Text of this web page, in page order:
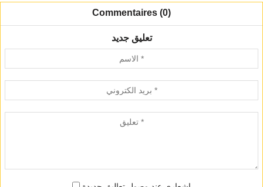
Commentaires (0)
تعليق جديد